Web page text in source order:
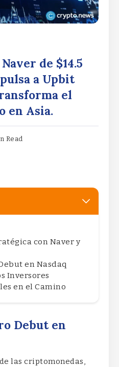
de $14.5
a Upbit
el
en Asia.
Read
con Naver y
en Nasdaq
Inversores
en el Camino
Debut en
las criptomonedas,